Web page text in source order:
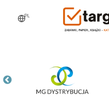
PL
PRODUKTY